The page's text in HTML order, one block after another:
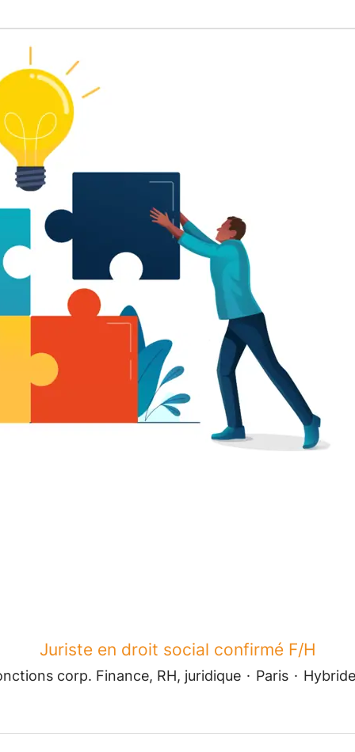
Juriste en droit social confirmé F/H
corp. Finance, RH, juridique · Paris · Hybride